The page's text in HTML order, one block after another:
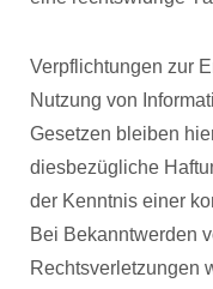
Verpflichtungen zur
Nutzung von
Gesetzen bleiben
diesbezügliche
der Kenntnis einer
Bei Bekanntwerden
Rechtsverletzungen